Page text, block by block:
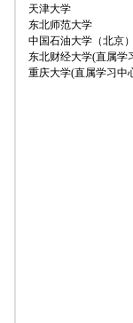
天津大学
东北师范大学
中国石油大学（北京）
东北财经大学(直属学
重庆大学(直属学习中